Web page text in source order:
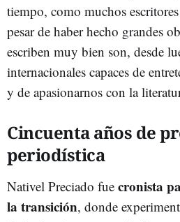
tiempo, como muchos
pesar de haber hecho grandes
escriben muy bien son, desde
internacionales capaces de
y de apasionarnos con la
Cincuenta años de
periodística
Nativel Preciado fue cronista
la transición, donde